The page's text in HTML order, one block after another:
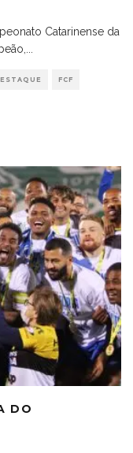
Catarinense da
...
FCF
DO